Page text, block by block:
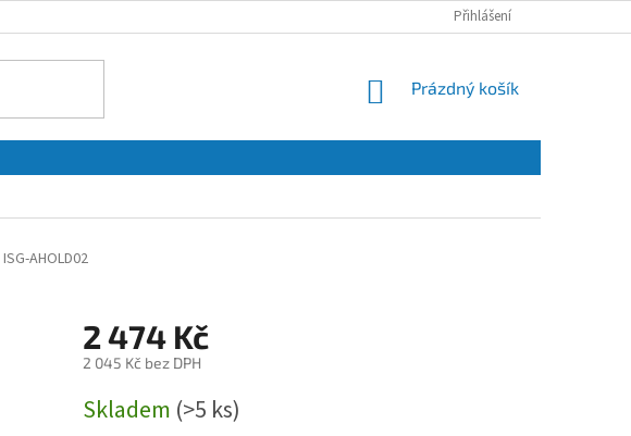
Přihlášení
NÁKUPNÍ
Prázdný košík
ISG-AHOLD02
2 474 Kč
2 045 Kč bez DPH
cena:
Skladem (>5 ks)